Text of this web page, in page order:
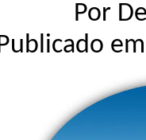
Por